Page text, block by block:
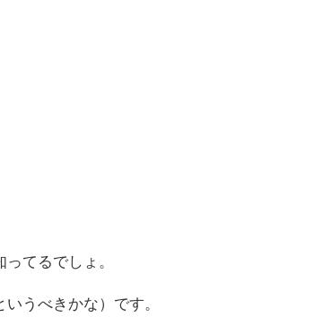
てるでしょ。
うべきかな）です。